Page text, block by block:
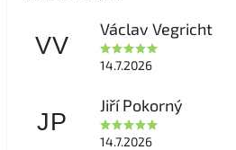
VV
Václav Vegricht
14.7.2026
JP
Jiří Pokorný
14.7.2026